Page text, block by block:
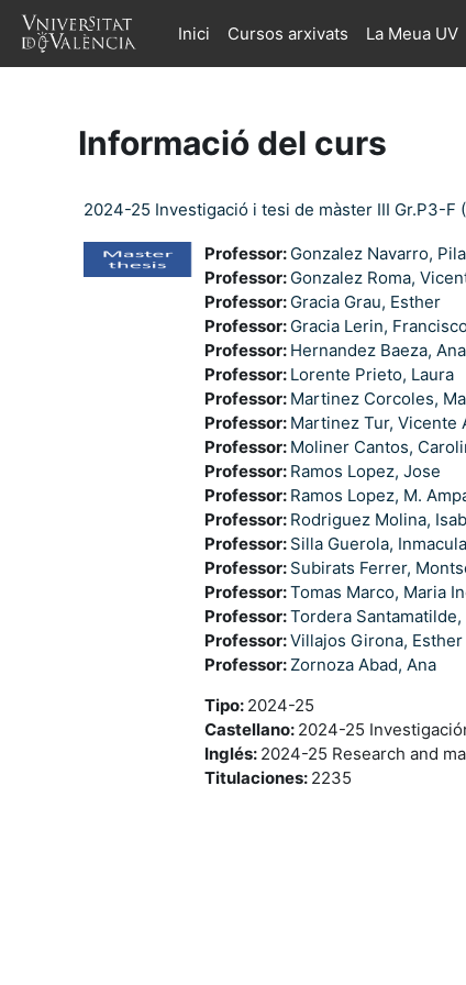
Ves al contingut principal
Inici
Cursos arxivats La Meua UV
Informació del curs
2024-25 Investigació i tesi de màster III Gr.P3-F
Professor: Gonzalez Navarro,
Professor: Gonzalez Roma,
Professor: Gracia Grau, Esther
Professor: Gracia Lerin,
Professor: Hernandez Baeza,
Professor: Lorente Prieto, Laura
Professor: Martinez Corcoles,
Professor: Martinez Tur, Vicente
Professor: Moliner Cantos,
Professor: Ramos Lopez, Jose
Professor: Ramos Lopez, M.
Professor: Rodriguez Molina,
Professor: Silla Guerola,
Professor: Subirats Ferrer,
Professor:Tomas Marco, Maria
Professor:Tordera
Professor:Villajos Girona, Esther
Professor:Zornoza Abad, Ana
Tipo: 2024-25
Castellano: 2024-25
Inglés: 2024-25 Research and
Titulaciones: 2235